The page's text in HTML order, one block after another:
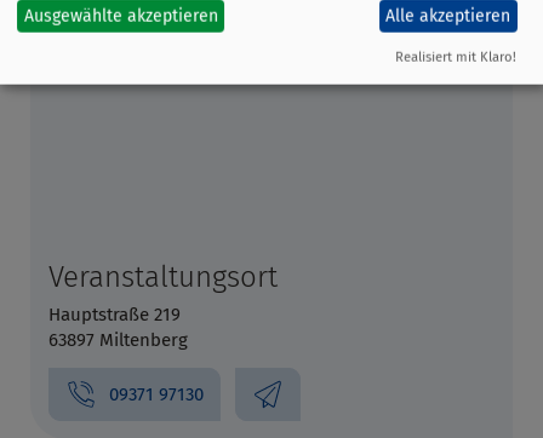
Veranstaltungsort
Hauptstraße 219
63897 Miltenberg
09371 97130
Ausgewählte akzeptieren Alle akzeptieren
Realisiert mit Klaro!